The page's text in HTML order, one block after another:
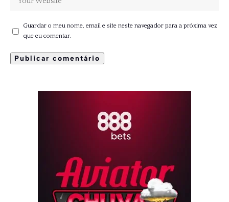
Guardar o meu nome, email e site neste navegador para a próxima vez
que eu comentar.